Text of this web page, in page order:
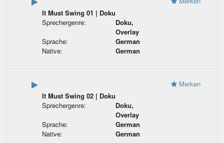
It Must Swing 01 | Doku
Sprechergenre:
Doku,
Overlay
Sprache:
German
Native:
German
It Must Swing 02 | Doku
Sprechergenre:
Doku,
Overlay
Sprache:
German
Native:
German
Merken